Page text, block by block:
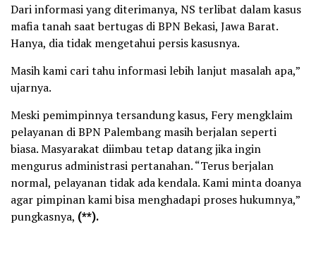
Dari informasi yang diterimanya, NS terlibat dalam kasus
mafia tanah saat bertugas di BPN Bekasi, Jawa Barat.
Hanya, dia tidak mengetahui persis kasusnya.
Masih kami cari tahu informasi lebih lanjut masalah apa,”
ujarnya.
Meski pemimpinnya tersandung kasus, Fery mengklaim
pelayanan di BPN Palembang masih berjalan seperti
biasa. Masyarakat diimbau tetap datang jika ingin
mengurus administrasi pertanahan. “Terus berjalan
normal, pelayanan tidak ada kendala. Kami minta doanya
agar pimpinan kami bisa menghadapi proses hukumnya,”
pungkasnya, (**).